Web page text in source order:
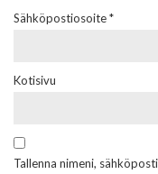
Sähköpostiosoite*
Kotisivu
Tallenna nimeni,